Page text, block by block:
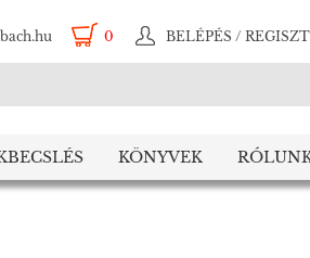
0 BELÉPÉS /
KÖNYVEK